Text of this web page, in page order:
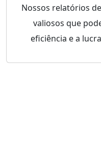
Nossos relatórios
valiosos que
eficiência e a